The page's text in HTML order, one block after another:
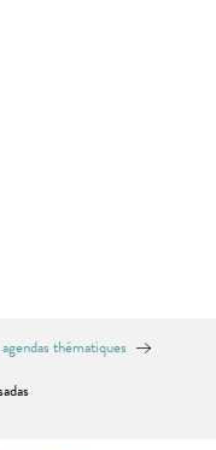
thématiques